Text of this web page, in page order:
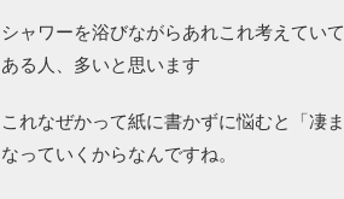
シャワーを浴びながらあれこれ考えてい
ある人、多いと思います
これなぜかって紙に書かずに悩むと「凄
なっていくからなんですね。